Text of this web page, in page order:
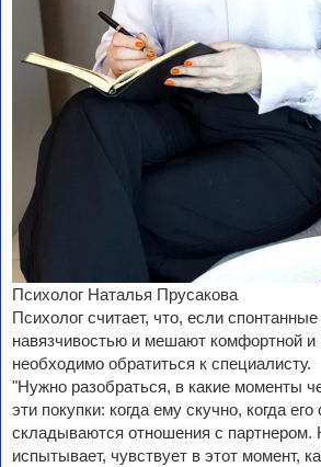
Психолог Наталья Прусакова
Психолог считает, что, если
навязчивостью и мешают комфортной и
необходимо обратиться к специалисту.
"Нужно разобраться, в какие моменты
эти покупки: когда ему скучно, когда
складываются отношения с партнером.
испытывает, чувствует в этот момент,